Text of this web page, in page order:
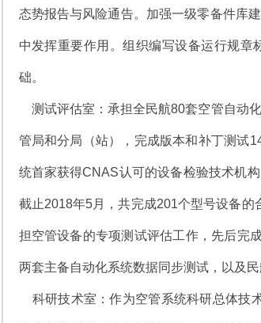
态势报告与风险通告。加强一级零备件库
中发挥重要作用。组织编写设备运行规
础。
测试评估室：承担全民航80套空管自动
管局和分局（站），完成版本和补丁测试
统首家获得CNAS认可的设备检验技术机
截止2018年5月，共完成201个型号设备
担空管设备的专项测试评估工作，先后完
两套主备自动化系统数据同步测试，以及
科研技术室：作为空管系统科研总体技